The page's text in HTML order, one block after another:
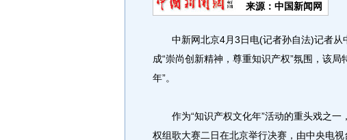
来源：中国新闻网
中新网北京4月3日电(记者孙自法)记者从
成“崇尚创新精神，尊重知识产权”氛围，该
年”。
作为“知识产权文化年”活动的重头戏之一
权组歌大赛二日在北京举行决赛，由中央电